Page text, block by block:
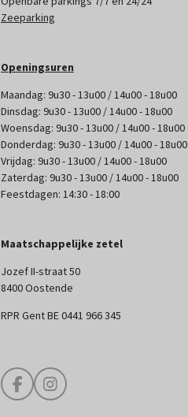
Zeeparking
Openingsuren
Maandag: 9u30 - 13u00 / 14u00 - 18u00
Dinsdag: 9u30 - 13u00 / 14u00 - 18u00
Woensdag: 9u30 - 13u00 / 14u00 - 18u00
Donderdag: 9u30 - 13u00 / 14u00 - 18u00
Vrijdag: 9u30 - 13u00 / 14u00 - 18u00
Zaterdag: 9u30 - 13u00 / 14u00 - 18u00
Feestdagen: 14:30 - 18:00
Maatschappelijke zetel
Jozef II-straat 50
8400 Oostende
RPR Gent BE 0441 966 345
F
a
I
n